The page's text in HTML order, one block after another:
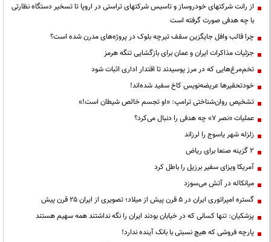
از رانت‌ شرکتهای خودروساز و تاسیس شرکتهای تراستی در اروپا تا تسخیر دستگاه نظارتی
با چه هدفی صورت گرفته است
چرا قالب وافل جایگزین سقف تیرچه بلوک در پروژه‌های مدرن شده است؟
جزئیات مذاکرات ایران و عمان برای بازگشایی تنگه هرمز
تخم‌مرغ‌هایی که در مرز پوسیدند تا اقتدار اداری اثبات شود
خودتحقیرها عریضه‌نویس کاخ سفید شده‌اند!
تشخیص روان‌شناختی ترامپ: «او تجسم خالص شیطان است!»
عملیات «نصر ۷» چه هدفی را دنبال می‌کرد؟
زلزله شهر یاسوج را لرزاند
۲ گزینه صنعا برای ریاض
آمریکا ویزای سفیر برزیل را باطل کرد
میانکاله در آتش می‌سوزد
گستره امپراتوری ایران در ۵ قرن پیش از میلاد؛ تصویری از ایران ۲۵ قرن پیش
پزشکیان: تنها کسانی که در خیابان بودند ایران را نگه نداشتند همه سهیم هستند
پارچه فروشی که هیچ نسبتی با بانک آینده ندارد!